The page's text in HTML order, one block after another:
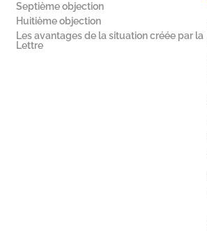
Septième objection
Huitième objection
Les avantages de la situation créée par la
Lettre